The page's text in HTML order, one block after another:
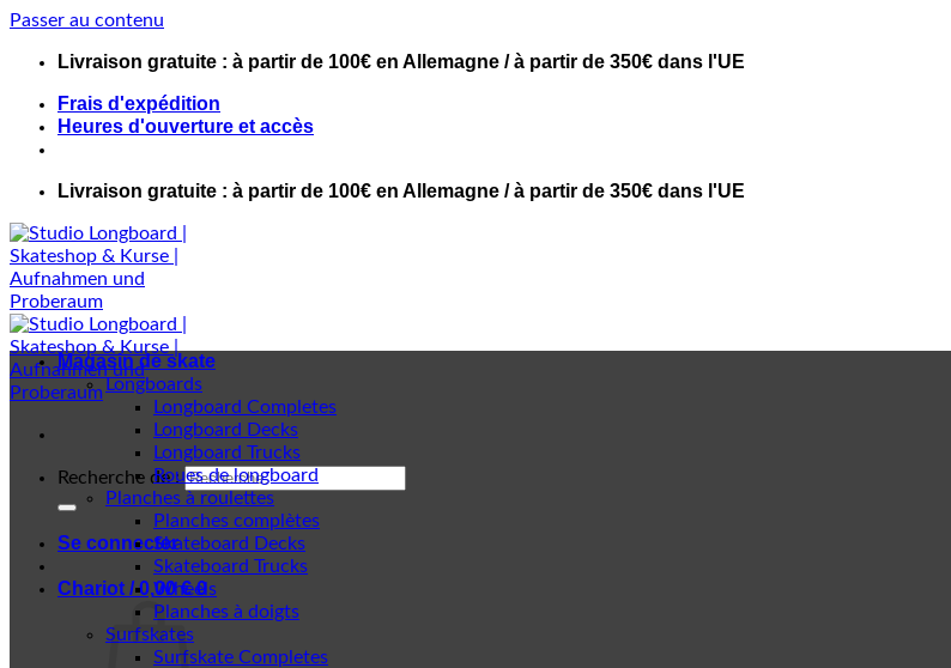
Passer au contenu
Livraison gratuite : à partir de 100€ en Allemagne / à partir de 350€ dans l'UE
Frais d'expédition
Heures d'ouverture et accès
Livraison gratuite : à partir de 100€ en Allemagne / à partir de 350€ dans l'UE
Recherche de :
Se connecter
Chariot /0,00€ 0
Magasin de skate
Longboards
Longboard Completes
Longboard Decks
Longboard Trucks
Roues de longboard
Planches à roulettes
Planches complètes
Skateboard Decks
Skateboard Trucks
Wheels
Planches à doigts
Surfskates
Surfskate Completes